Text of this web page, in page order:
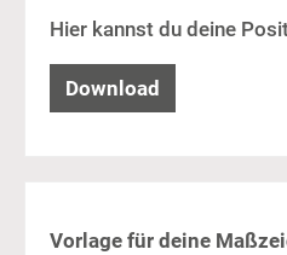
Hier kannst du deine
Download
Vorlage für deine